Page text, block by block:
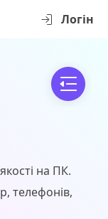
Логін
на ПК.
телефонів,